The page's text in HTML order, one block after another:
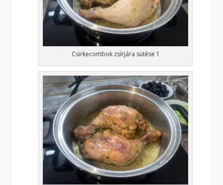
Csirkecombok zsírjára sütése 1